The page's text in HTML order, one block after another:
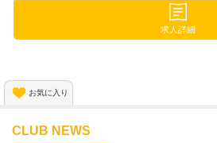
《時給4,500円以上可能！》
+最大バック率は60%😍💕
頑張った分だけしっかり稼げます✨
求人詳細
お気に入り
CLUB NEWS